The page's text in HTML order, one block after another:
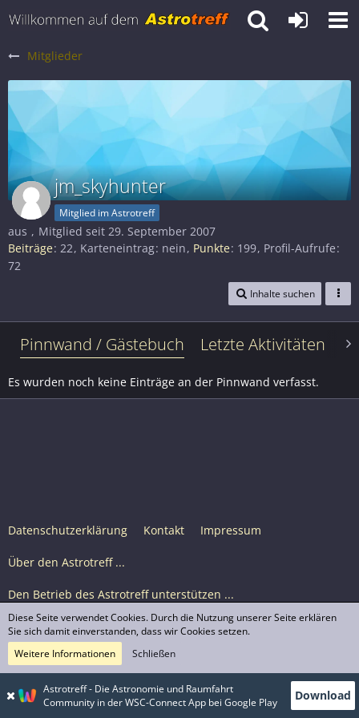
Mitglieder
jm_skyhunter
Mitglied im Astrotreff
aus
Mitglied seit 29. September 2007
Beiträge 22 Karteneintrag nein Punkte 199 Profil-Aufrufe
72
Inhalte suchen
Pinnwand / Gästebuch Letzte Aktivitäten
Es wurden noch keine Einträge an der Pinnwand verfasst.
Datenschutzerklärung Kontakt Impressum
Über den Astrotreff ...
Den Betrieb des Astrotreff unterstützen ...
Nutzungsbedingungen
© Astrotreff 2001-2026, lizenziert unter CC BY-SA,
sofern für einzelne Inhalte nicht anders angegeben
Astrotreff - Die Astronomie und Raumfahrt
Community in der WSC-Connect App bei Google Play
Download
Diese Seite verwendet Cookies. Durch die Nutzung unserer Seite erklären
Sie sich damit einverstanden, dass wir Cookies setzen.
Weitere Informationen
Schließen